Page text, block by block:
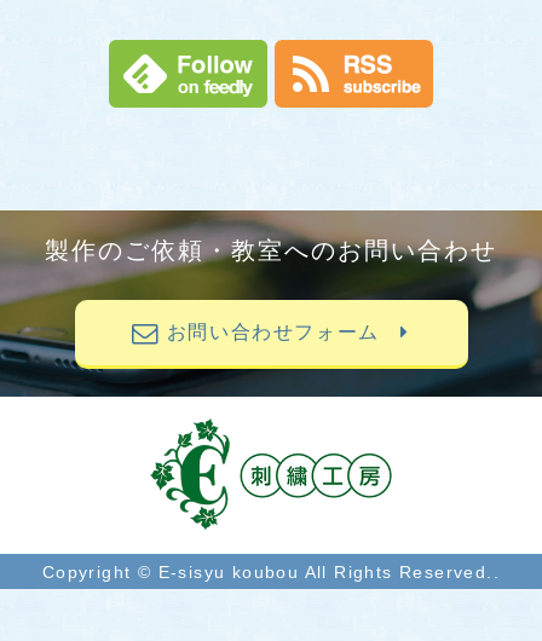
製作のご依頼・教室へのお問い合わせ
お問い合わせフォーム
Copyright © E-sisyu koubou All Rights Reserved..